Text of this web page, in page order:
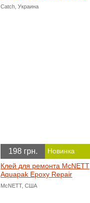
Catch, Украина
198 грн. Новинка
Клей для ремонта McNETT
Aquapak Epoxy Repair
McNETT, США